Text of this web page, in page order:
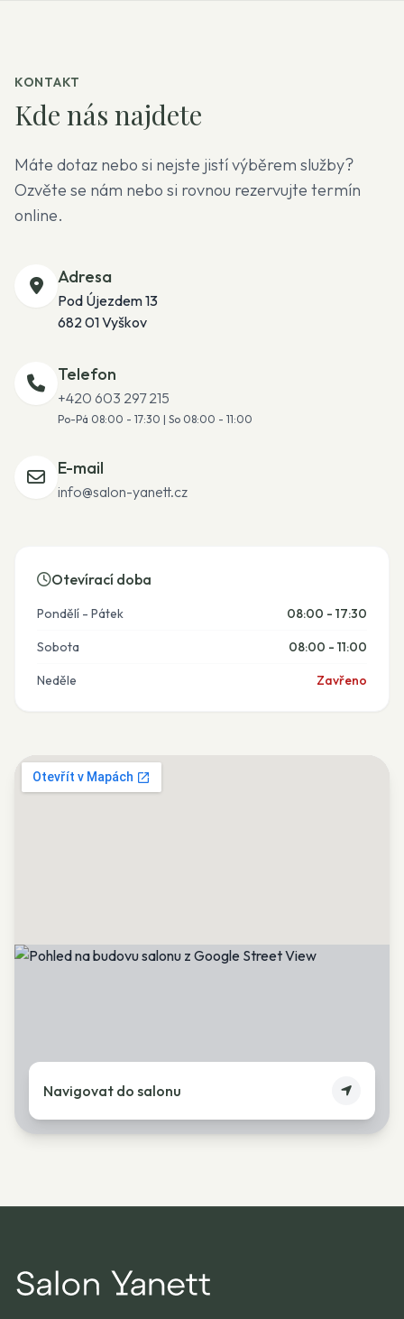
KONTAKT
Kde nás najdete
Máte dotaz nebo si nejste jistí výběrem služby?
Ozvěte se nám nebo si rovnou rezervujte termín
online.
Adresa
Pod Újezdem 13
682 01 Vyškov
Telefon
+420 603 297 215
Po-Pá 08:00 - 17:30 | So 08:00 - 11:00
E-mail
info@salon-yanett.cz
Otevírací doba
Pondělí - Pátek 08:00 - 17:30
Sobota 08:00 - 11:00
Neděle Zavřeno
Navigovat do salonu